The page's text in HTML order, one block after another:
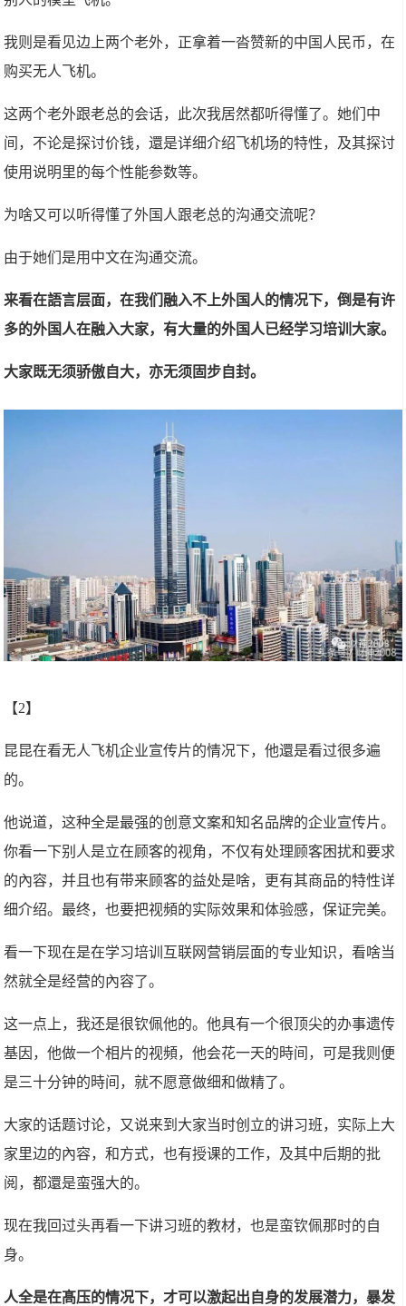
我则是看见边上两个老外，正拿着一沓赞新的中国人民币，在
购买无人飞机。
这两个老外跟老总的会话，此次我居然都听得懂了。她们中
间，不论是探讨价钱，還是详细介绍飞机场的特性，及其探讨
使用说明里的每个性能参数等。
为啥又可以听得懂了外国人跟老总的沟通交流呢？
由于她们是用中文在沟通交流。
来看在語言层面，在我们融入不上外国人的情况下，倒是有许
多的外国人在融入大家，有大量的外国人已经学习培训大家。
大家既无须骄傲自大，亦无须固步自封。
【2】
昆昆在看无人飞机企业宣传片的情况下，他還是看过很多遍
的。
他说道，这种全是最强的创意文案和知名品牌的企业宣传片。
你看一下别人是立在顾客的视角，不仅有处理顾客困扰和要求
的內容，并且也有带来顾客的益处是啥，更有其商品的特性详
细介绍。最终，也要把视頻的实际效果和体验感，保证完美。
看一下现在是在学习培训互联网营销层面的专业知识，看啥当
然就全是经营的內容了。
这一点上，我还是很钦佩他的。他具有一个很顶尖的办事遗传
基因，他做一个相片的视頻，他会花一天的時间，可是我则便
是三十分钟的時间，就不愿意做细和做精了。
大家的话题讨论，又说来到大家当时创立的讲习班，实际上大
家里边的內容，和方式，也有授课的工作，及其中后期的批
阅，都還是蛮强大的。
现在我回过头再看一下讲习班的教材，也是蛮钦佩那时的自
身。
人全是在髙压的情况下，才可以激起出自身的发展潜力，暴发